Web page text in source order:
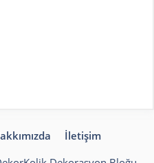
İletişim